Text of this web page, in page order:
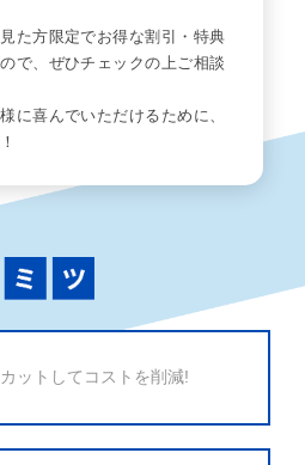
た方限定でお得な割引・特典
で、ぜひチェックの上ご相談
に喜んでいただけるために、
ットしてコストを削減!